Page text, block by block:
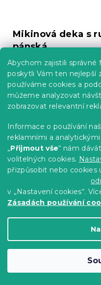
Abychom zajistili správné
poskytli Vám ten nejlepší
používáme cookies a
můžeme analyzovat
zobrazovat relevantní
Informace o používání
reklamními a
„Přijmout vše“ nám
volitelných cookies.
přizpůsobit nebo cookies
v „Nastavení cookies“.
Zásadách používání
Mikinová deka s
pánská
248 Kč
Nástěnná